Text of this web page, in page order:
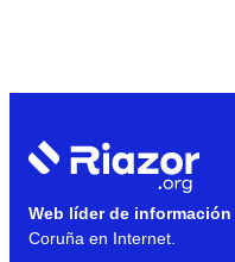
Web líder de información
Coruña en Internet.